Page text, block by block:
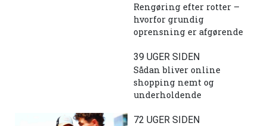
Rengøring efter rotter –
hvorfor grundig
oprensning er afgørende
39 UGER SIDEN
Sådan bliver online
shopping nemt og
underholdende
72 UGER SIDEN